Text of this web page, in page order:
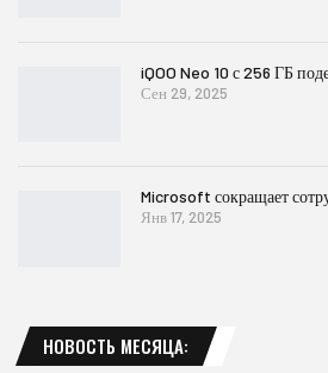
iQOO Neo 10 с 256 ГБ
Сен 29, 2025
Microsoft сокращает
Янв 17, 2025
НОВОСТЬ МЕСЯЦА: